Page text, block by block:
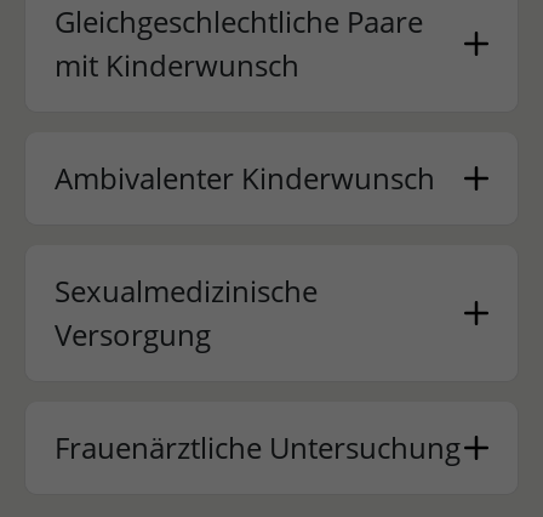
Gleichgeschlechtliche Paare
mit Kinderwunsch
Ambivalenter Kinderwunsch
Sexualmedizinische
Versorgung
Frauenärztliche Untersuchung